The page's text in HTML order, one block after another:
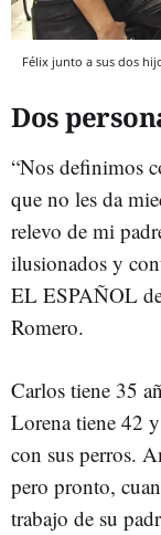
Félix junto a sus dos
Dos
“Nos definimos
que no les da
relevo de mi
ilusionados y
EL ESPAÑOL
Romero.
Carlos tiene 35
Lorena tiene 42
con sus perros.
pero pronto,
trabajo de su